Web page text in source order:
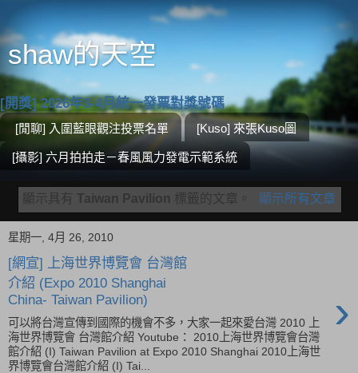
shaw的天空
[開獎] 2026年3-4月統一發票對獎號碼
[閒聊] 入圍藍眼觀注投票名單 [Kuso] 來張Kuso圖
[攝影] 六月拍拍走－春風風力發電示範系統
顯示具有 Taiwan Pavilion 標籤的文章。 顯示所有文章
星期一, 4月 26, 2010
[網宣] 上海世界博覽會 台灣館
介紹 (Expo 2010 Shanghai
China- Taiwan Pavilion)
›
可以將台灣宣傳到國際的機會不多，大家一起來愛台灣 2010 上
海世界博覽會 台灣館介紹 Youtube： 2010上海世界博覽會台灣
館介紹 (I) Taiwan Pavilion at Expo 2010 Shanghai 2010上海世
界博覽會台灣館介紹 (I) Tai...